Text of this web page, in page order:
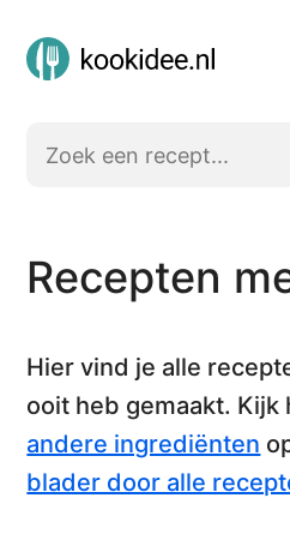
Recepten
Hier vind je alle
ooit heb gemaakt. Kijk
andere ingrediënten
blader door alle